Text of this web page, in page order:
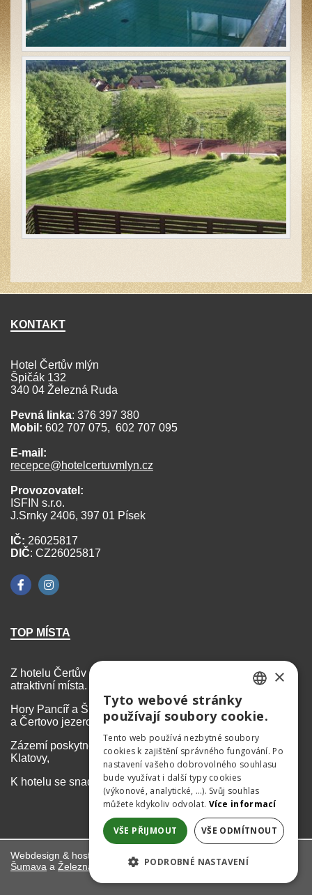
KONTAKT
Hotel Čertův mlýn
Špičák 132
340 04 Železná Ruda
Pevná linka: 376 397 380
Mobil: 602 707 075, 602 707 095
E-mail:
recepce@hotelcertuvmlyn.cz
Provozovatel:
ISFIN s.r.o.
J.Srnky 2406, 397 01 Písek
IČ: 26025817
DIČ: CZ26025817
TOP MÍSTA
Z hotelu Čertův mlýn máte na dosah mnohá turisticky
atraktivní místa.
Hory Pancíř a Špičák s lyžařskými a bike areály, Černé
a Čertovo jezero, vodopád Bílá strž.
Zázemí poskytne blízké město Železná Ruda či nedaleké
Klatovy,
K hotelu se snadno dopravíte z Prahy, Plzně i vlakem.
Webdesign & hosting:
ŠumavaNet.CZ
Šumava a Železná Ruda – turistické informace, tipy na výlety
ENGLISH
×
Tyto webové stránky
používají soubory cookie.
Tento web používá nezbytné soubory
cookies k zajištění správného fungování. Po
nastavení vašeho dobrovolného souhlasu
bude využívat i další typy cookies
(výkonové, analytické, …). Svůj souhlas
můžete kdykoliv odvolat. Více informací
VŠE PŘIJMOUT VŠE ODMÍTNOUT
PODROBNÉ NASTAVENÍ